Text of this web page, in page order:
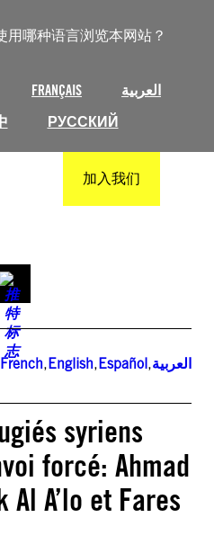
用哪种语言浏览本网站？
FRANÇAIS
العربية
РУССКИЙ
加入我们
French,English,Español,العربية
syriens
forcé: Ahmad
Al A’lo et Fares